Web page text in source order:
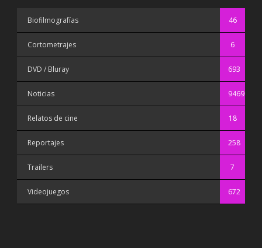
Biofilmografías 46
Cortometrajes 6
DVD / Bluray 693
Noticias 9469
Relatos de cine 18
Reportajes 258
Trailers 7
Videojuegos 672